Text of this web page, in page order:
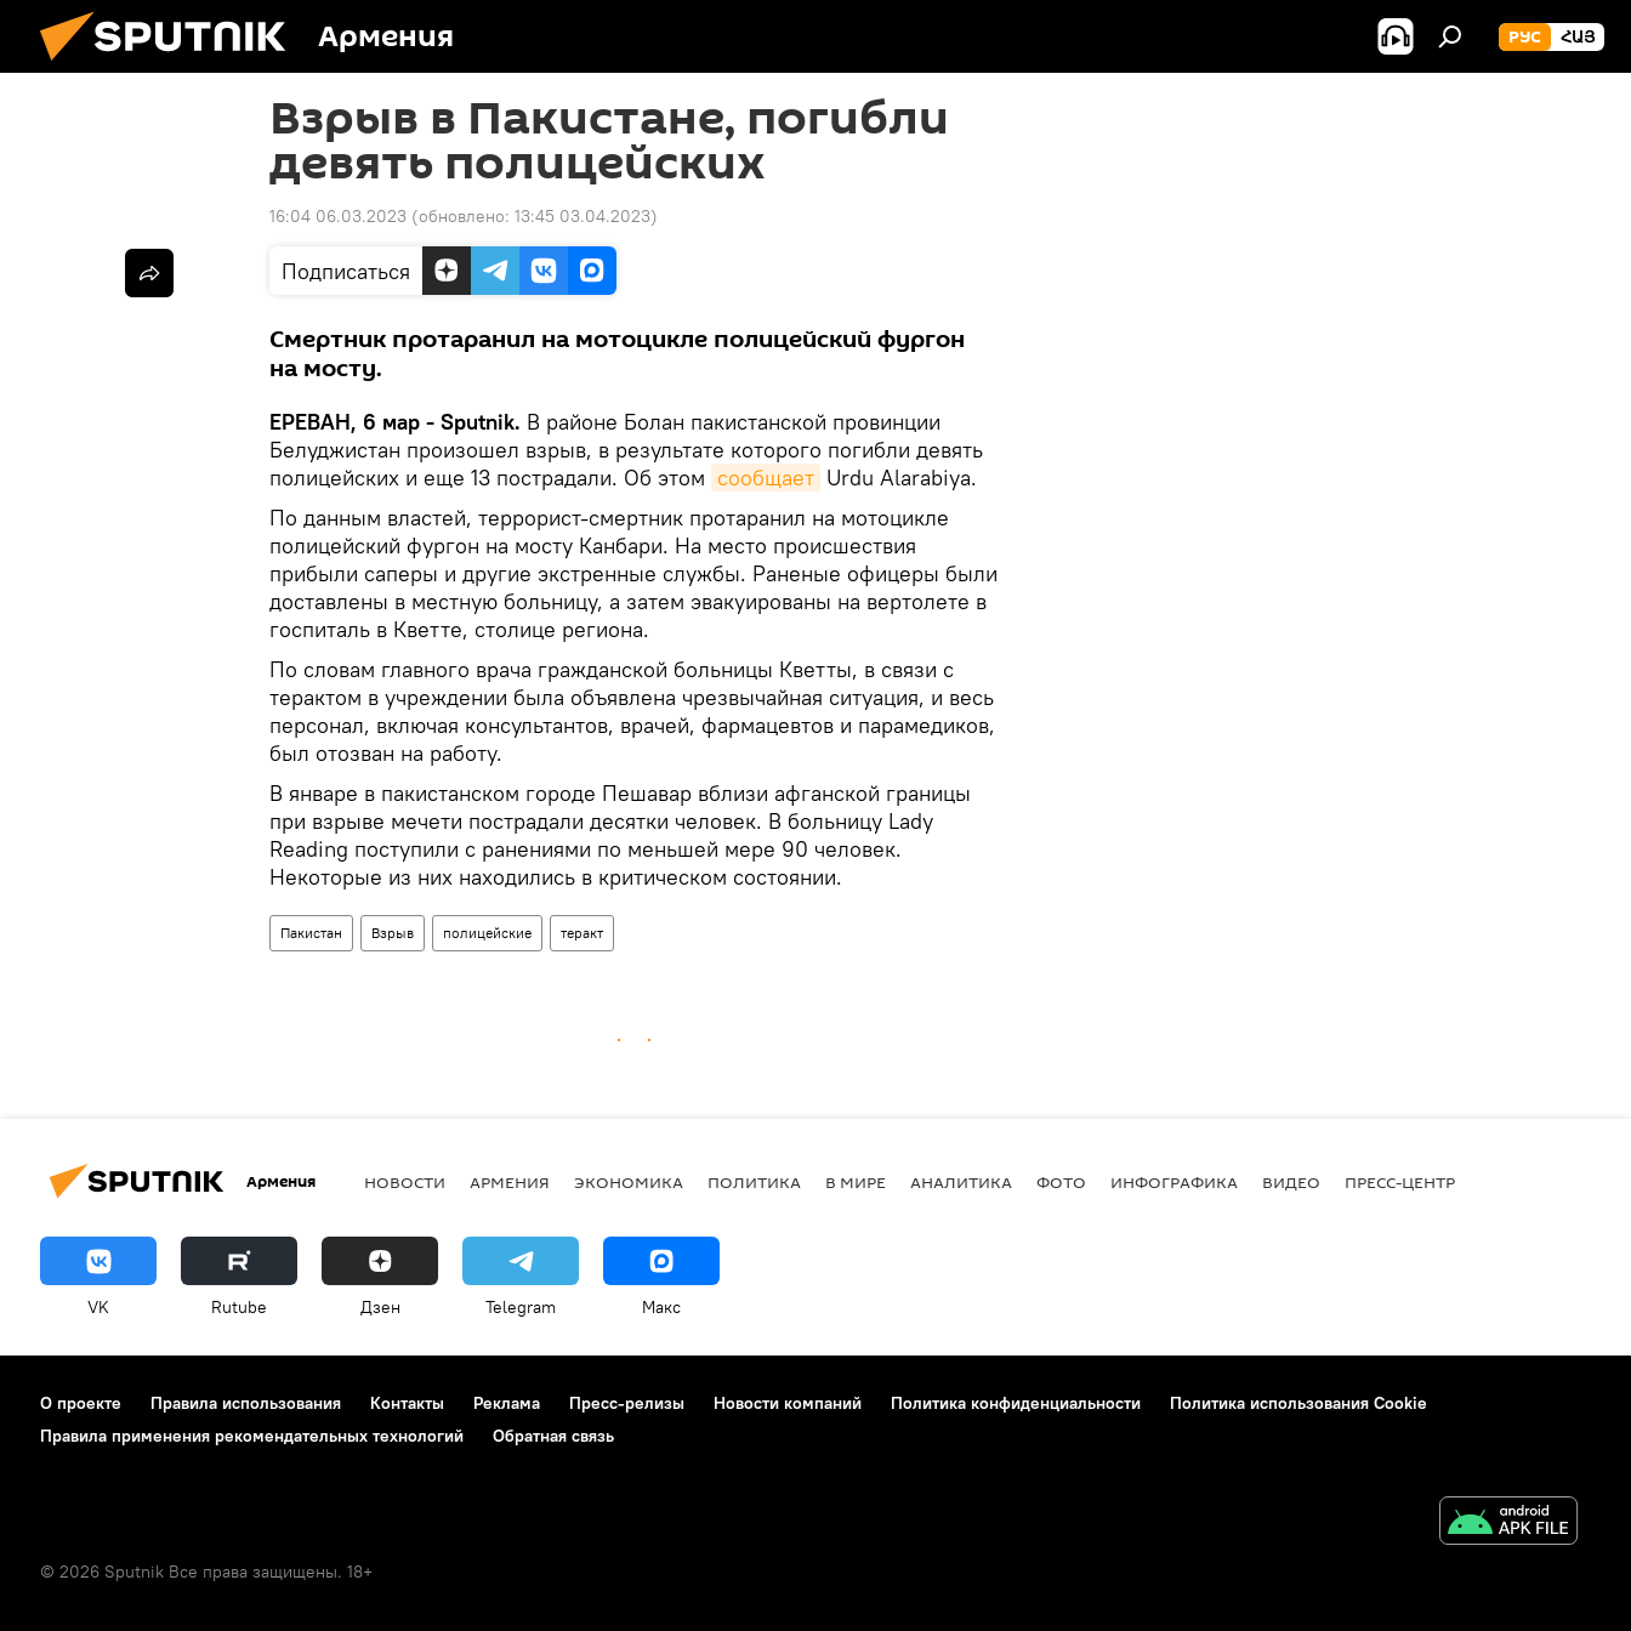
Армения РУС ՀԱՅ
Взрыв в Пакистане, погибли
девять полицейских
16:04 06.03.2023 (обновлено: 13:45 03.04.2023)
Подписаться
Смертник протаранил на мотоцикле полицейский фургон
на мосту.
ЕРЕВАН, 6 мар - Sputnik. В районе Болан пакистанской провинции
Белуджистан произошел взрыв, в результате которого погибли девять
полицейских и еще 13 пострадали. Об этом сообщает Urdu Alarabiya.
По данным властей, террорист-смертник протаранил на мотоцикле
полицейский фургон на мосту Канбари. На место происшествия
прибыли саперы и другие экстренные службы. Раненые офицеры были
доставлены в местную больницу, а затем эвакуированы на вертолете в
госпиталь в Кветте, столице региона.
По словам главного врача гражданской больницы Кветты, в связи с
терактом в учреждении была объявлена ​​чрезвычайная ситуация, и весь
персонал, включая консультантов, врачей, фармацевтов и парамедиков,
был отозван на работу.
В январе в пакистанском городе Пешавар вблизи афганской границы
при взрыве мечети пострадали десятки человек. В больницу Lady
Reading поступили с ранениями по меньшей мере 90 человек.
Некоторые из них находились в критическом состоянии.
Пакистан Взрыв полицейские теракт
Армения НОВОСТИ АРМЕНИЯ ЭКОНОМИКА ПОЛИТИКА В МИРЕ АНАЛИТИКА ФОТО ИНФОГРАФИКА ВИДЕО ПРЕСС-ЦЕНТР
VK Rutube Дзен Telegram Макс
О проекте Правила использования Контакты Реклама Пресс-релизы Новости компаний Политика конфиденциальности
Политика использования Cookie
Правила применения рекомендательных технологий
Обратная связь
© 2026 Sputnik Все права защищены. 18+